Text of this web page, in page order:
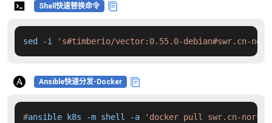
Shell快速替换命令
sed -i 's#timberio/vector:0.55.0-debian#swr.cn-
Ansible快速分发-Docker
#ansible k8s -m shell -a 'docker pull swr.cn-north-